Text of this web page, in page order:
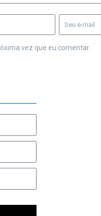
vez que eu comentar.